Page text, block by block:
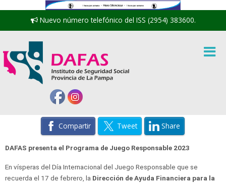
Nuevo número telefónico del ISS (2954) 383600.
Compartir Tweet Share
DAFAS presenta el Programa de Juego Responsable 2023
En vísperas del Día Internacional del Juego Responsable que se
recuerda el 17 de febrero, la Dirección de Ayuda Financiera para la